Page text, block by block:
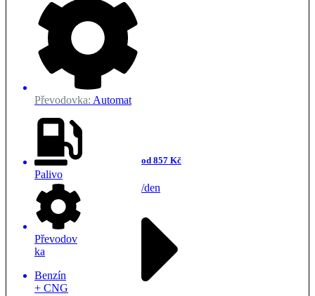
Převodovka: Automat
Palivo
Převodov
ka
Benzín
+ CNG
od 857 Kč
/den